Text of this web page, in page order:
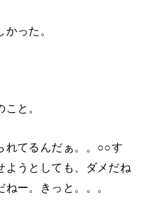
った。
と。
れてるんだぁ。。○○す
ようとしても、ダメだね
ー。きっと。。。